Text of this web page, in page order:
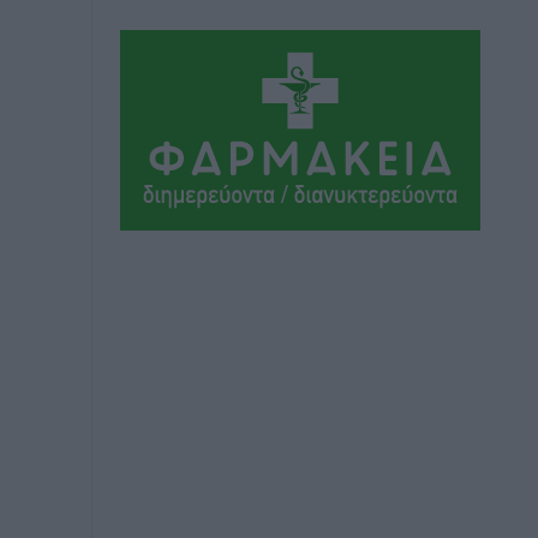
Το Yucatan Show έρχεται στη Ρόδο με
Πολιτιστικά πριν 5 ώρες
Σι Τζέι Χάρις: «Να πανηγυρίσουμε
πολλές νίκες μαζί»